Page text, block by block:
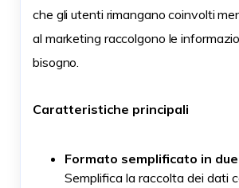
che gli utenti rimangano coinvolti
al marketing raccolgono le
bisogno.
Caratteristiche principali
Formato semplificato in
Semplifica la raccolta dei dati